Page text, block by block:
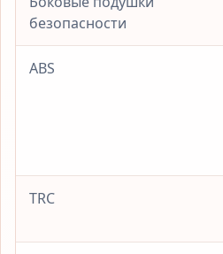
безопасности
ABS
TRC